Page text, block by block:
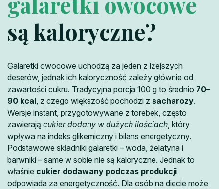
są kaloryczne?
Galaretki owocowe uchodzą za jeden z lżejszych
deserów, jednak ich kaloryczność zależy głównie od
zawartości cukru. Tradycyjna porcja 100 g to średnio 70–
90 kcal , z czego większość pochodzi z sacharozy.
Wersje instant, przygotowywane z torebek, często
zawierają cukier dodany w dużych ilościach , który
wpływa na indeks glikemiczny i bilans energetyczny.
Podstawowe składniki galaretki – woda, żelatyna i
barwniki – same w sobie nie są kaloryczne. Jednak to
właśnie cukier dodawany podczas produkcji
odpowiada za energetyczność. Dla osób na diecie może